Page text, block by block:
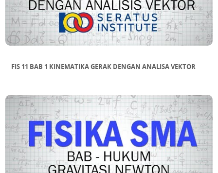
FIS 11 BAB 1 KINEMATIKA GERAK DENGAN ANALISA VEKTOR